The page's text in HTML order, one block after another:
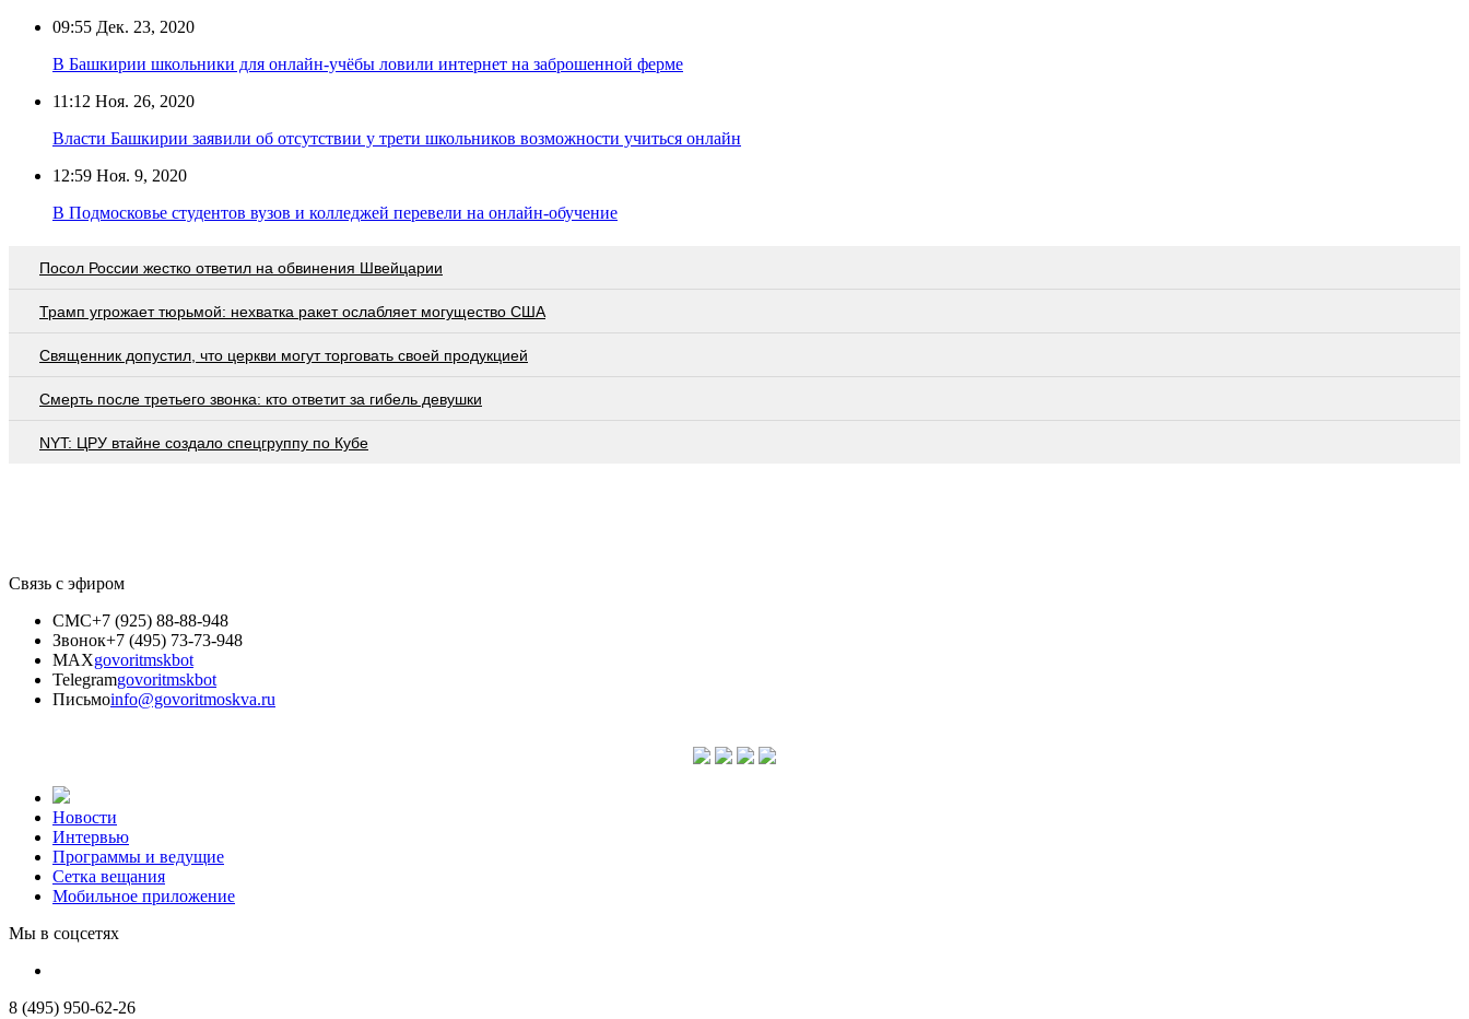
09:55 Дек. 23, 2020
В Башкирии школьники для онлайн-учёбы ловили интернет на заброшенной ферме
11:12 Ноя. 26, 2020
Власти Башкирии заявили об отсутствии у трети школьников возможности учиться онлайн
12:59 Ноя. 9, 2020
В Подмосковье студентов вузов и колледжей перевели на онлайн-обучение
Посол России жестко ответил на обвинения Швейцарии
Трамп угрожает тюрьмой: нехватка ракет ослабляет могущество США
Священник допустил, что церкви могут торговать своей продукцией
Смерть после третьего звонка: кто ответит за гибель девушки
NYT: ЦРУ втайне создало спецгруппу по Кубе
Связь с эфиром
СМС+7 (925) 88-88-948
Звонок+7 (495) 73-73-948
MAXgovoritmskbot
Telegramgovoritmskbot
Письмоinfo@govoritmoskva.ru
Новости
Интервью
Программы и ведущие
Сетка вещания
Мобильное приложение
Мы в соцсетях
8 (495) 950-62-26